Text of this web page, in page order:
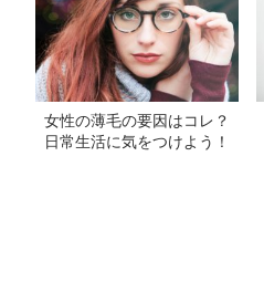
女性の薄毛の要因はコレ？
日常生活に気をつけよう！